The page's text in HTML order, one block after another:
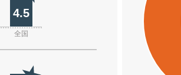
4.5
全国